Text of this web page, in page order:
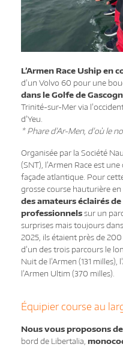
L’Armen Race Uship en
d’un Volvo 60 pour une
dans le Golfe de
Trinité-sur-Mer via
d’Yeu.
* Phare d’Ar-Men, d’où le
Organisée par la Société
(SNT), l’Armen Race est
façade atlantique. Pour
grosse course hauturière en
des amateurs éclairés
professionnelssur un
surprises mais toujours
2025, ils étaient près de
d’un des trois parcours le
Nuit de l’Armen (131 milles),
l’Armen Ultim (370 milles).
Équipier course au
Nous vous proposons
bord de Libertalia,